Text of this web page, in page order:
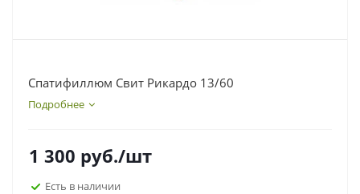
Спатифиллюм Свит Рикардо 13/60
Подробнее
1 300 руб./шт
Есть в наличии